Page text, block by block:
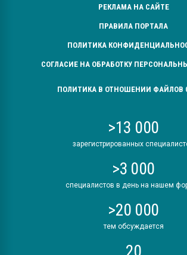
РЕКЛАМА НА САЙТЕ
ПРАВИЛА ПОРТАЛА
ПОЛИТИКА
СОГЛАСИЕ НА ОБРАБОТКУ
ПОЛИТИКА В ОТНОШЕНИИ ФАЙЛОВ
>13 000
зарегистрированных
>3 000
специалистов в день на нашем
>20 000
тем обсуждается
20